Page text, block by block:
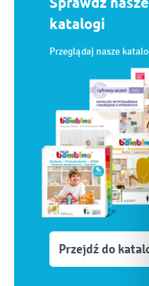
katalogi
Przeglądaj nasze